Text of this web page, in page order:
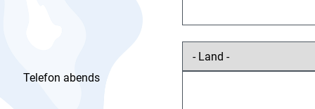
Telefon abends